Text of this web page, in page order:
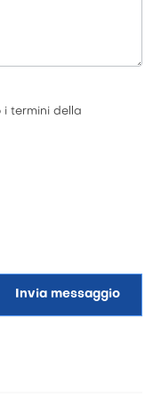
termini della
Invia messaggio